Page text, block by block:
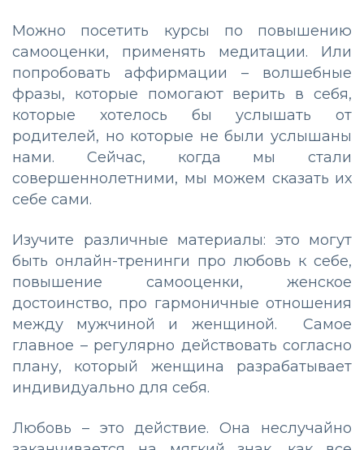
Можно посетить курсы по повышению
самооценки, применять медитации. Или
попробовать аффирмации – волшебные
фразы, которые помогают верить в себя,
которые хотелось бы услышать от
родителей, но которые не были услышаны
нами. Сейчас, когда мы стали
совершеннолетними, мы можем сказать их
себе сами.
Изучите различные материалы: это могут
быть онлайн-тренинги про любовь к себе,
повышение самооценки, женское
достоинство, про гармоничные отношения
между мужчиной и женщиной. Самое
главное – регулярно действовать согласно
плану, который женщина разрабатывает
индивидуально для себя.
Любовь – это действие. Она неслучайно